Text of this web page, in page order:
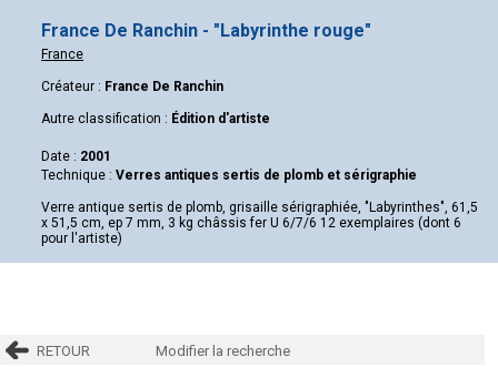
France De Ranchin - "Labyrinthe rouge"
France
Créateur : France De Ranchin
Autre classification : Édition d'artiste
Date : 2001
Technique : Verres antiques sertis de plomb et sérigraphie
Verre antique sertis de plomb, grisaille sérigraphiée, "Labyrinthes", 61,5
x 51,5 cm, ep 7 mm, 3 kg châssis fer U 6/7/6 12 exemplaires (dont 6
pour l'artiste)
RETOUR Modifier la recherche